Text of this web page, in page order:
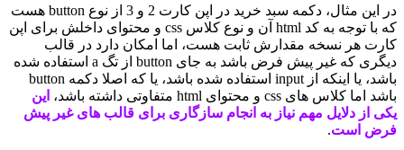
در این مثال، دکمه سبد خرید در اپن کارت 2 و 3 از نوع button هست
که با توجه به کد html آن و نوع کلاس css و محتوای داخلش برای اپن
کارت هر نسخه مقدارش ثابت هست، اما امکان دارد در قالب
دیگری که غیر پیش فرض باشد به جای button از تگ a استفاده شده
باشد، یا اینکه از input استفاده شده باشد، یا که اصلا دکمه button
باشد اما کلاس های css و محتوای html متفاوتی داشته باشد،
این
یکی از دلایل مهم نیاز به انجام سازگاری برای قالب های غیر پیش
فرض است.